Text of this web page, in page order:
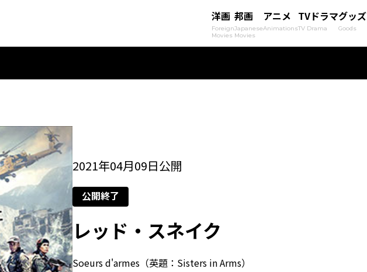
洋画
Foreign
Movies
邦画
Japanese
Movies
アニメ
Animations
TVドラマ
TV Drama
グッズ
Goods
2021年04月09日公開
公開終了
レッド・スネイク
Soeurs d'armes（英題：Sisters in Arms）